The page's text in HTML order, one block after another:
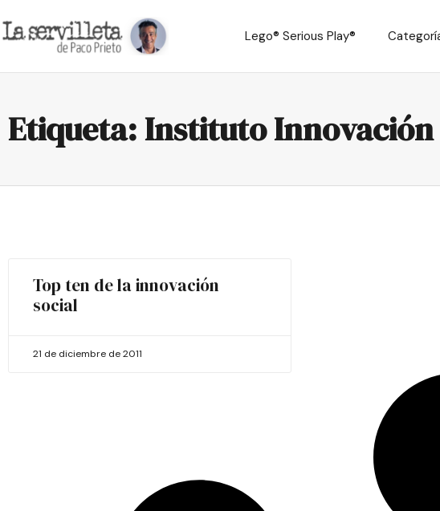
Lego® Serious Play®
Etiqueta: Instituto Innovación
Top ten de la innovación
social
21 de diciembre de 2011